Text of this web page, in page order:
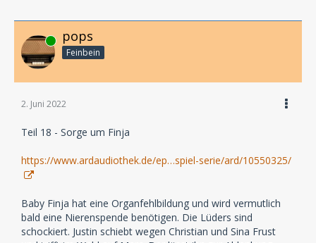
Online pops
Feinbein
2. Juni 2022
Teil 18 - Sorge um Finja
https://www.ardaudiothek.de/ep…spiel-serie/ard/10550325/
Baby Finja hat eine Organfehlbildung und wird vermutlich
bald eine Nierenspende benötigen. Die Lüders sind
schockiert. Justin schiebt wegen Christian und Sina Frust